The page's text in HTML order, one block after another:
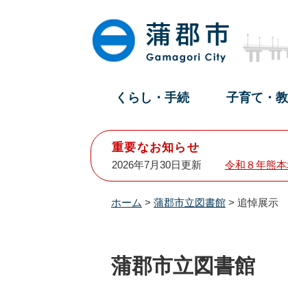
くらし・手続 子育て・
重要なお知らせ
2026年7月30日更新 令和８年熊
ホーム > 蒲郡市立図書館 > 追悼展示
蒲郡市立図書館